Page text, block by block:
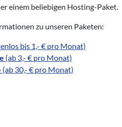
einem beliebigen Hosting-Paket.
zu unseren Paketen:
bis 1,- € pro Monat)
(ab 3,- € pro Monat)
(ab 30,- € pro Monat)